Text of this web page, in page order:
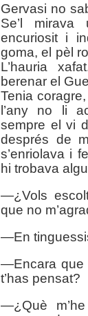
Gervasi no
Se’l
encuriosit i
goma, el pèl
L’hauria
berenar el
Tenia
l’any no li
sempre el vi
després de
s’enriolava i
hi trobava
—¿Vols
que no
—En
—Encara que
t’has pensat?
—¿Què